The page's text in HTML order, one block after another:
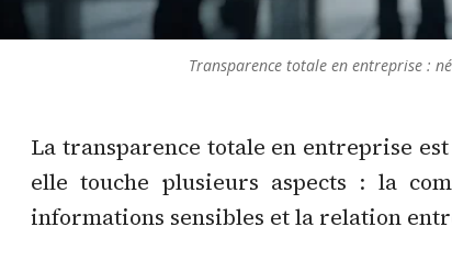
Transparence totale en entreprise :
La transparence totale en entreprise
elle touche plusieurs aspects : la
informations sensibles et la relation